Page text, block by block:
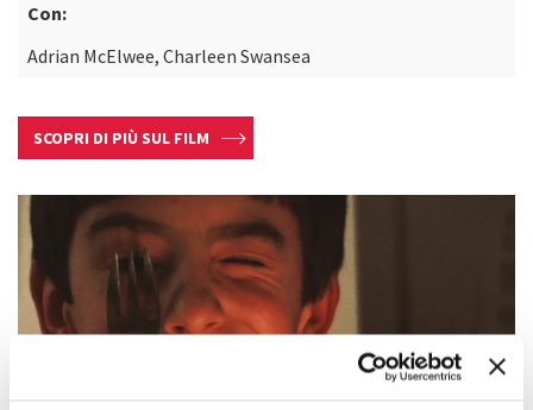
Con:
Adrian McElwee, Charleen Swansea
SCOPRI DI PIÙ SUL FILM